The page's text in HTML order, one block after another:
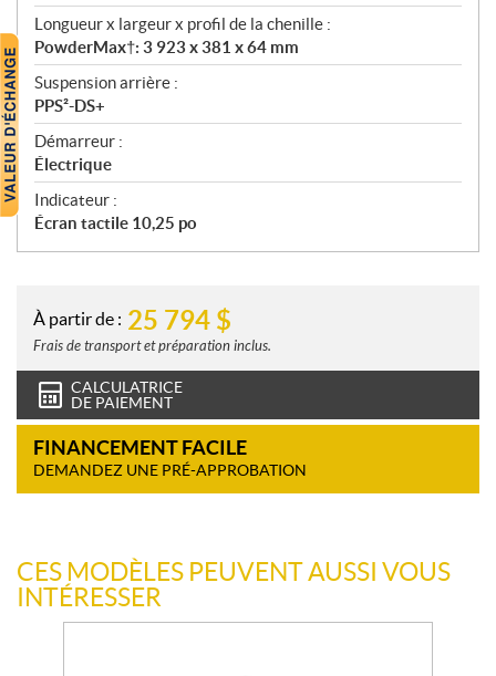
Longueur x largeur x profil de la chenille :
PowderMax†: 3 923 x 381 x 64 mm
Suspension arrière :
PPS²-DS+
Démarreur :
Électrique
Indicateur :
Écran tactile 10,25 po
À partir de : 25 794 $
Frais de transport et préparation inclus.
CALCULATRICE
DE PAIEMENT
FINANCEMENT FACILE
DEMANDEZ UNE PRÉ-APPROBATION
CES MODÈLES PEUVENT AUSSI VOUS
INTÉRESSER